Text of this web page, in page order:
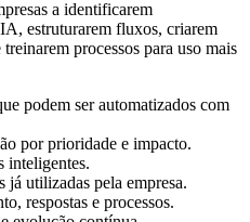
a identificarem
estruturarem fluxos, criarem
processos para uso mais
podem ser automatizados com
por prioridade e impacto.
inteligentes.
já utilizadas pela empresa.
respostas e processos.